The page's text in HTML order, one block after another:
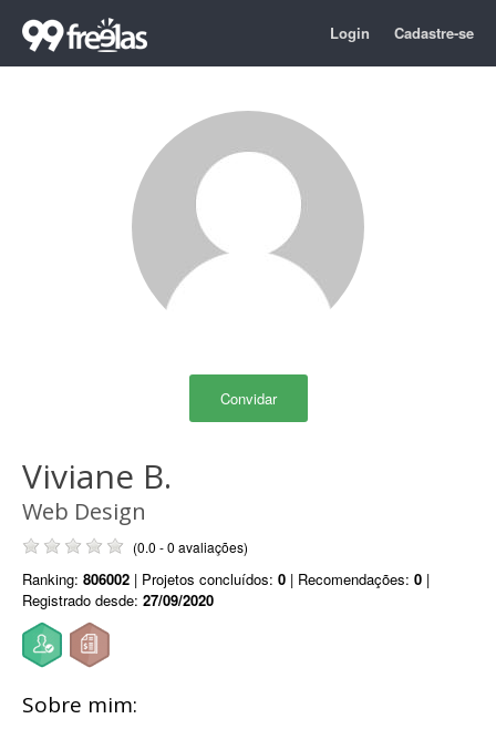
Login Cadastre-se
Convidar
Viviane B.
Web Design
(0.0 - 0 avaliações)
Ranking: 806002 | Projetos concluídos: 0 | Recomendações: 0 |
Registrado desde: 27/09/2020
Sobre mim: